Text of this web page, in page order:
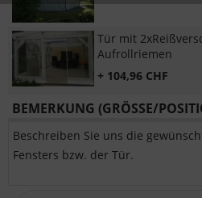
Tür mit
Aufrollriemen
+ 104,96 CHF
BEMERKUNG (GRÖSSE/
Beschreiben Sie uns die
Fensters bzw. der Tür.